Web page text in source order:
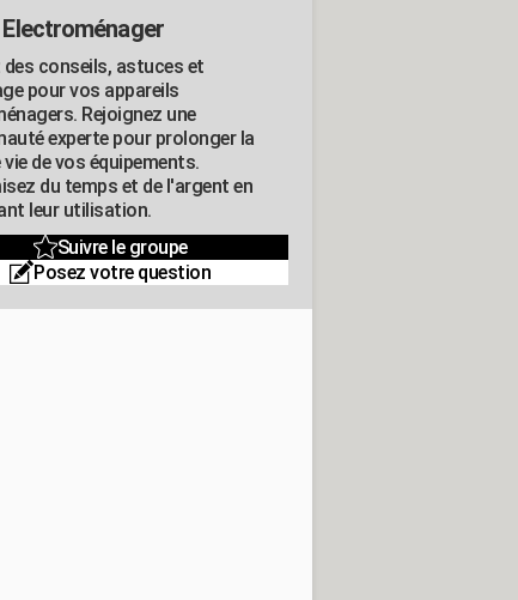
des conseils, astuces et
pour vos appareils
Rejoignez une
experte pour prolonger la
vie de vos équipements.
du temps et de l'argent en
leur utilisation.
Suivre le groupe
Posez votre question